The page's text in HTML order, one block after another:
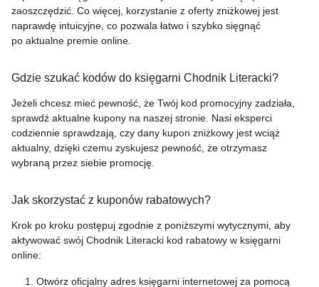
zaoszczędzić. Co więcej, korzystanie z oferty zniżkowej jest
naprawdę intuicyjne, co pozwala łatwo i szybko sięgnąć
po aktualne premie online.
Gdzie szukać kodów do księgarni Chodnik Literacki?
Jeżeli chcesz mieć pewność, że Twój kod promocyjny zadziała,
sprawdź aktualne kupony na naszej stronie. Nasi eksperci
codziennie sprawdzają, czy dany kupon zniżkowy jest wciąż
aktualny, dzięki czemu zyskujesz pewność, że otrzymasz
wybraną przez siebie promocję.
Jak skorzystać z kuponów rabatowych?
Krok po kroku postępuj zgodnie z poniższymi wytycznymi, aby
aktywować swój Chodnik Literacki kod rabatowy w księgarni
online:
Otwórz oficjalny adres księgarni internetowej za pomocą